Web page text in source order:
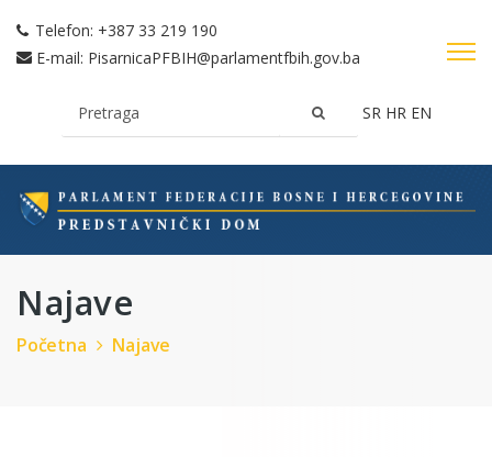
Telefon: +387 33 219 190
E-mail: PisarnicaPFBIH@parlamentfbih.gov.ba
SR HR EN
Najave
Početna Najave